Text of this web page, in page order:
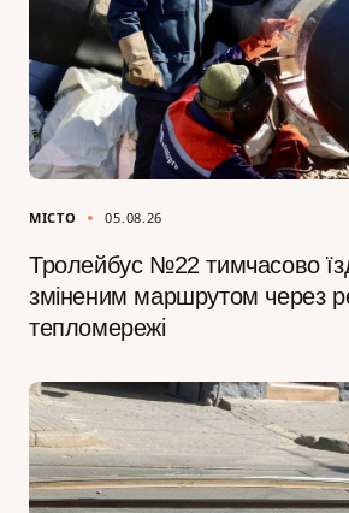
МІСТО 05.08.26
Тролейбус №22 тимчасово
зміненим маршрутом через
тепломережі